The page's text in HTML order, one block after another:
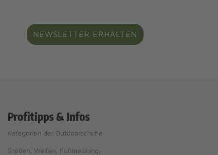
NEWSLETTER ERHALTEN
Profitipps & Infos
Kategorien der Outdoorschuhe
Größen, Weiten, Fußmessung